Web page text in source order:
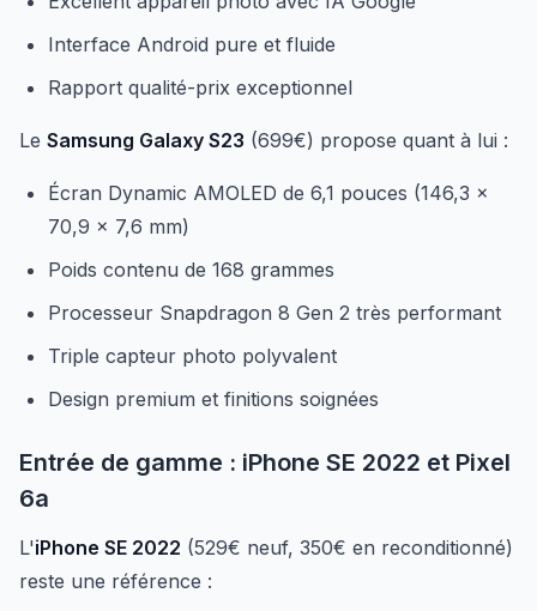
Interface Android pure et fluide
Rapport qualité-prix exceptionnel
Le Samsung Galaxy S23 (699€) propose quant à lui :
Écran Dynamic AMOLED de 6,1 pouces (146,3 x
70,9 x 7,6 mm)
Poids contenu de 168 grammes
Processeur Snapdragon 8 Gen 2 très performant
Triple capteur photo polyvalent
Design premium et finitions soignées
Entrée de gamme : iPhone SE 2022 et Pixel
6a
L'iPhone SE 2022 (529€ neuf, 350€ en reconditionné)
reste une référence :